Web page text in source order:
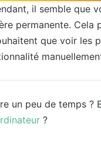
il semble que
permanente.
que voir les
un peu de temps ?
?